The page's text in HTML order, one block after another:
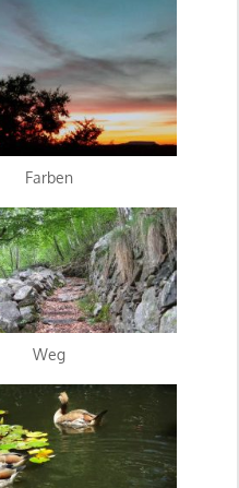
Farben
Weg